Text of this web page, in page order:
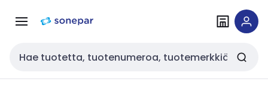
navigointiinsisältöön
Haku